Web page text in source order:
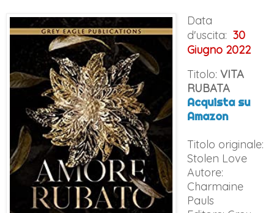
Data
d'uscita: 30
Giugno 2022
Titolo: VITA
RUBATA
Acquista su
Amazon
Titolo originale:
Stolen Love
Autore:
Charmaine
Pauls